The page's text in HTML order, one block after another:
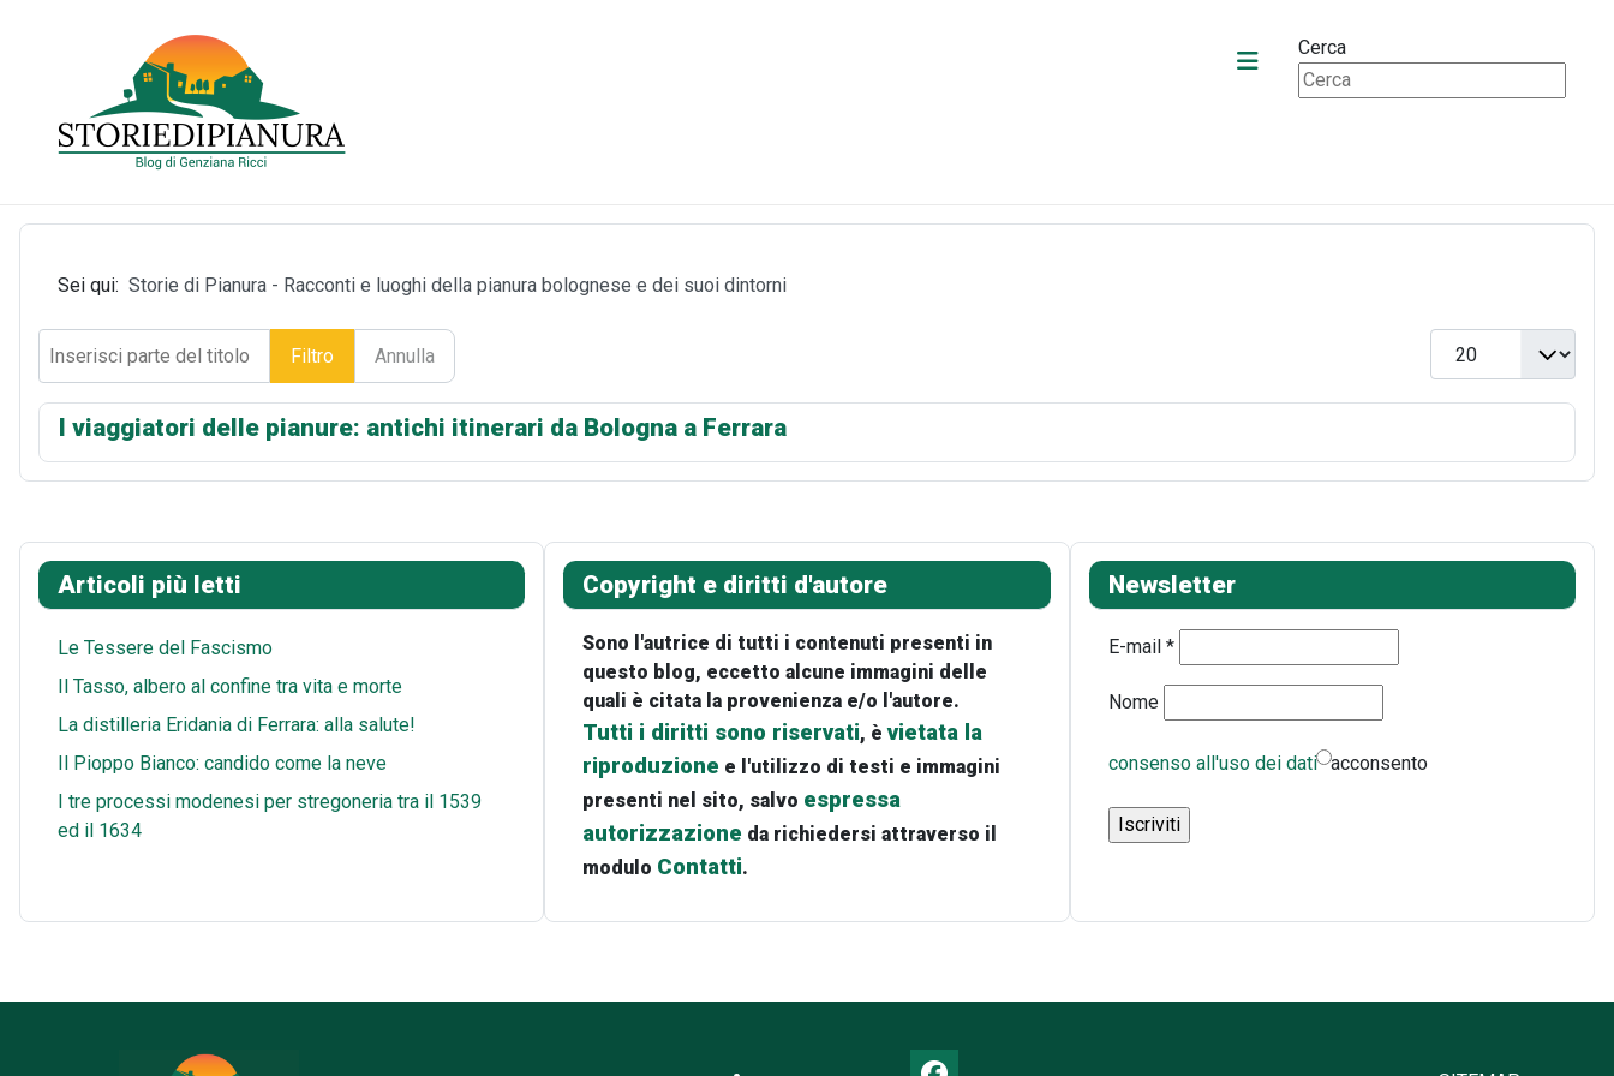
Cerca
Sei qui: Storie di Pianura - Racconti e luoghi della pianura bolognese e dei suoi dintorni
Filtro Annulla
Visualizza n.
I viaggiatori delle pianure: antichi itinerari da Bologna a Ferrara
Articoli più letti
Le Tessere del Fascismo
Il Tasso, albero al confine tra vita e morte
La distilleria Eridania di Ferrara: alla salute!
Il Pioppo Bianco: candido come la neve
I tre processi modenesi per stregoneria tra il 1539
ed il 1634
Copyright e diritti d'autore
Sono l'autrice di tutti i contenuti presenti in
questo blog, eccetto alcune immagini delle
quali è citata la provenienza e/o l'autore.
Tutti i diritti sono riservati, è vietata la
riproduzione e l'utilizzo di testi e immagini
presenti nel sito, salvo espressa
autorizzazione da richiedersi attraverso il
modulo Contatti.
Newsletter
E-mail *
Nome
consenso all'uso dei dati acconsento